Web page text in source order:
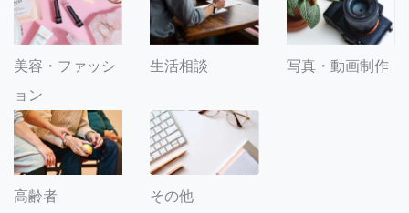
美容・ファッシ
ョン
生活相談 写真・動画制作
高齢者 その他